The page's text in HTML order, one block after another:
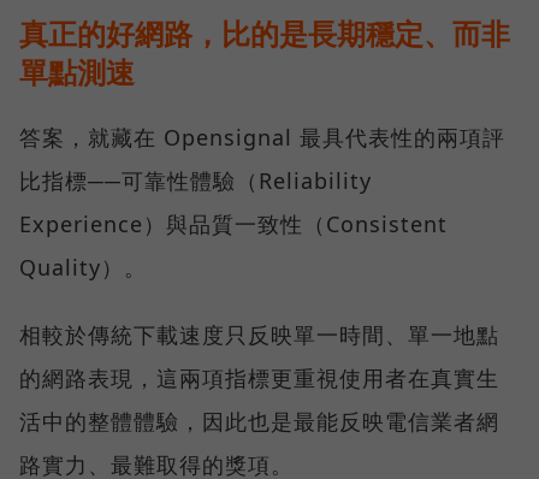
真正的好網路，比的是長期穩定、而非
單點測速
答案，就藏在 Opensignal 最具代表性的兩項評
比指標──可靠性體驗（Reliability
Experience）與品質一致性（Consistent
Quality）。
相較於傳統下載速度只反映單一時間、單一地點
的網路表現，這兩項指標更重視使用者在真實生
活中的整體體驗，因此也是最能反映電信業者網
路實力、最難取得的獎項。